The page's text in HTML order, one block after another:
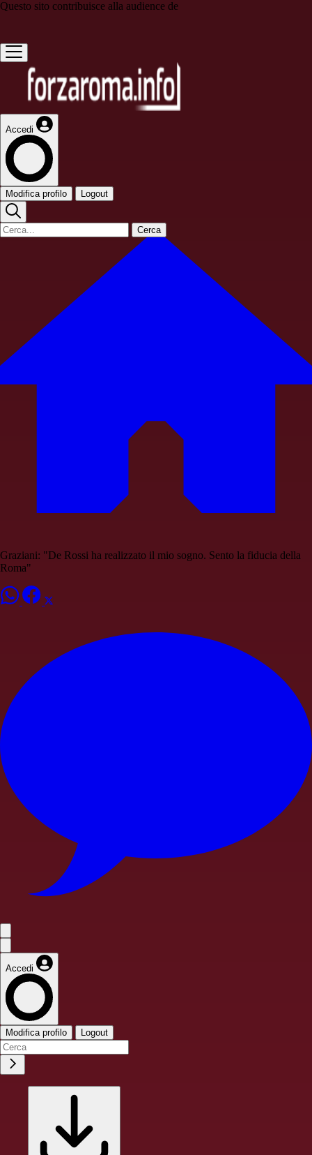
Questo sito contribuisce alla audience de
Accedi
Modifica profilo Logout
Cerca
Graziani: "De Rossi ha realizzato il mio sogno. Sento la fiducia della
Roma"
Accedi
Modifica profilo Logout